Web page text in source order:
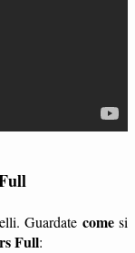
Guardate comesi
Full: